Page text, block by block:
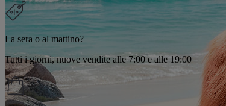
La sera o al mattino?
Tutti i giorni, nuove vendite alle 7:00 e alle 19:00